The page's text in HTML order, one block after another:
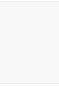
람은 바로 내 안
는요. 그냥 나